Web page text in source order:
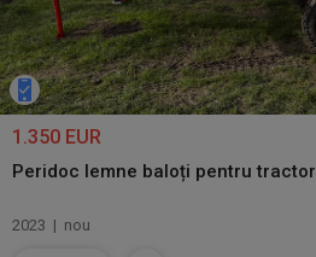
1.350 EUR
Peridoc lemne baloți pentru tractor
2023 | nou